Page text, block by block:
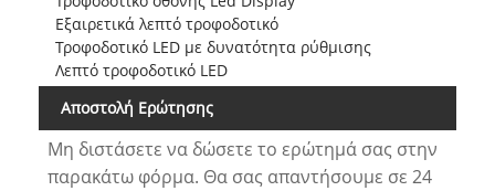
Εξαιρετικά λεπτό τροφοδοτικό
Τροφοδοτικό LED με δυνατότητα ρύθμισης
Λεπτό τροφοδοτικό LED
Αποστολή Ερώτησης
Μη διστάσετε να δώσετε το ερώτημά σας στην
παρακάτω φόρμα. Θα σας απαντήσουμε σε 24